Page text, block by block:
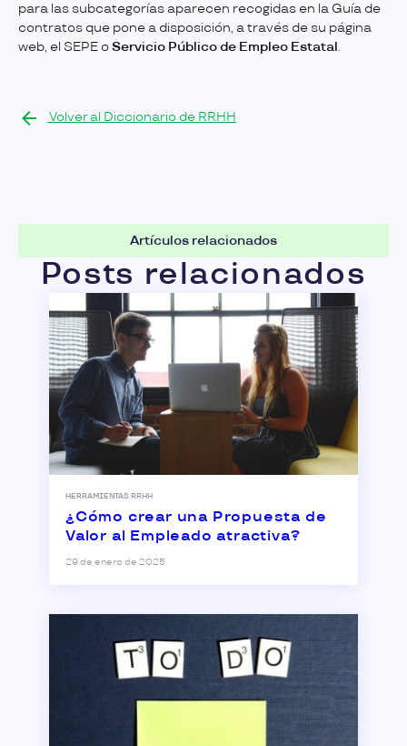
para las subcategorías aparecen recogidas en la Guía de
contratos que pone a disposición, a través de su página
web, el SEPE oServicio Público de Empleo Estatal.
Volver al Diccionario de RRHH
Artículos relacionados
Posts relacionados
HERRAMIENTAS RRHH
¿Cómo crear una Propuesta de
Valor al Empleado atractiva?
29 de enero de 2025